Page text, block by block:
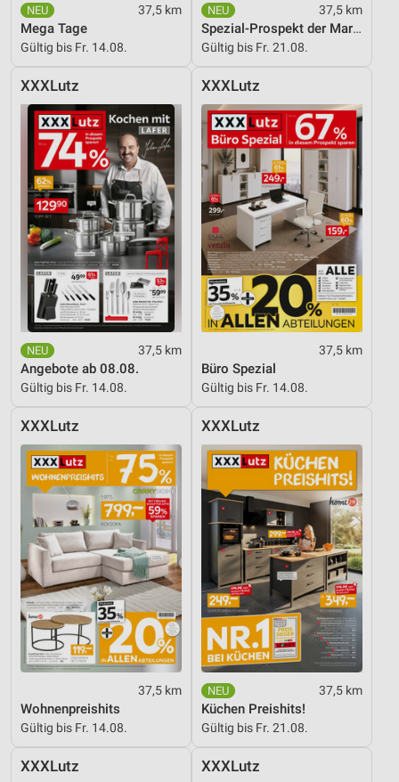
37,5 km
Mega Tage
Gültig bis Fr. 14.08.
37,5 km
Spezial-Prospekt der Marken
Gültig bis Fr. 21.08.
XXXLutz
37,5 km
Angebote ab 08.08.
Gültig bis Fr. 14.08.
XXXLutz
37,5 km
Büro Spezial
Gültig bis Fr. 14.08.
XXXLutz
37,5 km
Wohnenpreishits
Gültig bis Fr. 14.08.
XXXLutz
37,5 km
Küchen Preishits!
Gültig bis Fr. 21.08.
XXXLutz XXXLutz
Geräte anhand von aktiv angeforderten
Informationen identifizieren
Performance
Funktional
Werbung